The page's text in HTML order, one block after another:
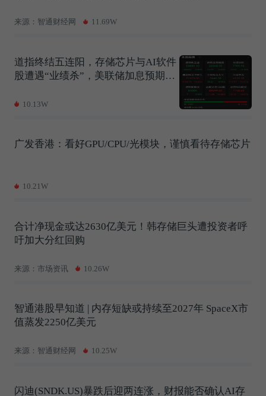
来源：智通财经网 11.69W
道指终结五连阳，存储芯片与AI软件
股遭遇“业绩杀”，美联储加息预期突
10.13W
广发香港：看好GPU/CPU/光模块，谨慎看待存储芯片
10.21W
合计净现金或达2630亿美元！韩存储巨头遭投资者呼
吁加大分红回购
来源：市场资讯 10.26W
智通港股早知道 | 内存短缺或持续至2027年 SpaceX市
值蒸发2250亿美元
来源：智通财经网 10.25W
闪迪(SNDK.US)暴跌后迎两连涨，财报能否确认AI存